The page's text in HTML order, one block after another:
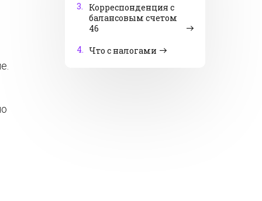
3.
Корреспонденция с
балансовым счетом
46
4. Что с налогами